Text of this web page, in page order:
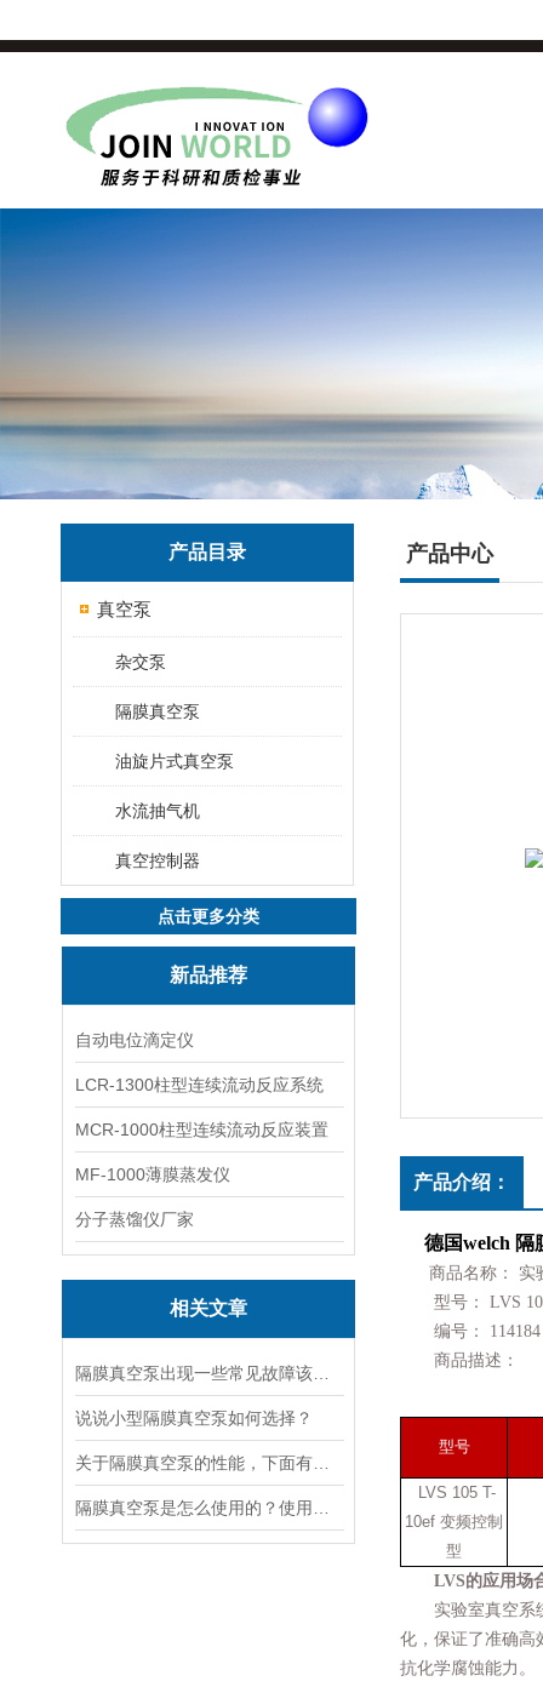
产品目录
真空泵
杂交泵
隔膜真空泵
油旋片式真空泵
水流抽气机
真空控制器
点击更多分类
新品推荐
自动电位滴定仪
LCR-1300柱型连续流动反应系统
MCR-1000柱型连续流动反应装置
MF-1000薄膜蒸发仪
分子蒸馏仪厂家
相关文章
说说小型隔膜真空泵如何选择？
产品中心
产品介绍：
德国welch 隔
商品名称： 实
型号： LVS
编号： 114184
商品描述：
型号
LVS 105 T-
10ef 变频控制
型
LVS的应用场
实验室真空系统
化，保证了准确高
抗化学腐蚀能力。